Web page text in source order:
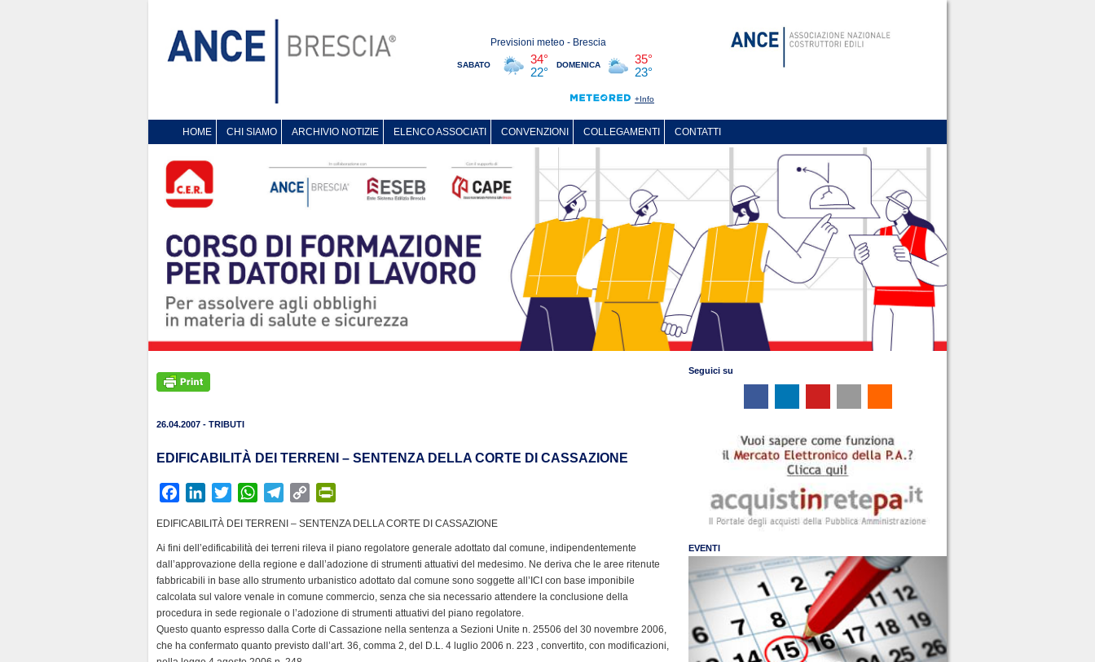
HOME CHI SIAMO ARCHIVIO NOTIZIE ELENCO ASSOCIATI CONVENZIONI COLLEGAMENTI CONTATTI
26.04.2007 - TRIBUTI
EDIFICABILITÀ DEI TERRENI – SENTENZA DELLA CORTE DI CASSAZIONE
c
e
b
o
o
k
n
k
e
d
I
n
i
t
t
r
W
a
t
s
p
p
l
e
g
a
m
C
p
y
L
n
k
i
n
t
r
i
e
EDIFICABILITÀ DEI TERRENI – SENTENZA DELLA CORTE DI CASSAZIONE
Ai fini dell’edificabilità dei terreni rileva il piano regolatore generale adottato dal comune, indipendentemente
dall’approvazione della regione e dall’adozione di strumenti attuativi del medesimo. Ne deriva che le aree ritenute
fabbricabili in base allo strumento urbanistico adottato dal comune sono soggette all’ICI con base imponibile
calcolata sul valore venale in comune commercio, senza che sia necessario attendere la conclusione della
procedura in sede regionale o l’adozione di strumenti attuativi del piano regolatore.
Questo quanto espresso dalla Corte di Cassazione nella sentenza a Sezioni Unite n. 25506 del 30 novembre 2006,
che ha confermato quanto previsto dall’art. 36, comma 2, del D.L. 4 luglio 2006 n. 223 , convertito, con modificazioni,
Seguici su
EVENTI